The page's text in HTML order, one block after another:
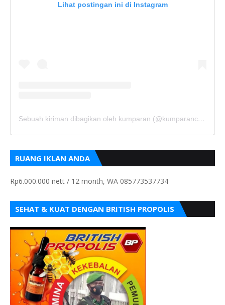
Lihat postingan ini di Instagram
Sebuah kiriman dibagikan oleh kumparan (@kumparancom)
RUANG IKLAN ANDA
Rp6.000.000 nett / 12 month, WA 085773537734
SEHAT & KUAT DENGAN BRITISH PROPOLIS